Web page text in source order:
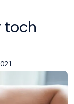
toch